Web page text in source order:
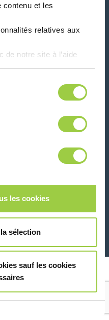
contenu et les
relatives aux
de notre site à l’aide
Pas de
également modifier à
dans l'onglet Gérer
Montrer les détails
les cookies
sélection
sauf les cookies
nous
75 00